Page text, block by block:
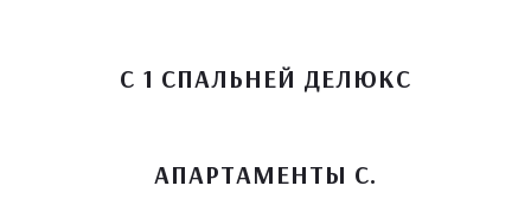
С 1 СПАЛЬНЕЙ ДЕЛЮКС
АПАРТАМЕНТЫ С.